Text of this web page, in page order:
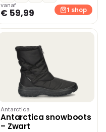
vanaf
€ 59,99 1 shop
Antarctica
Antarctica snowboots
– Zwart